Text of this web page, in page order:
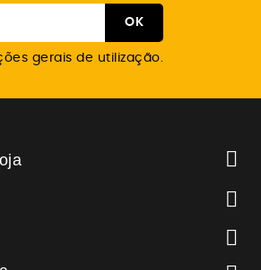
gerais de utilização.


